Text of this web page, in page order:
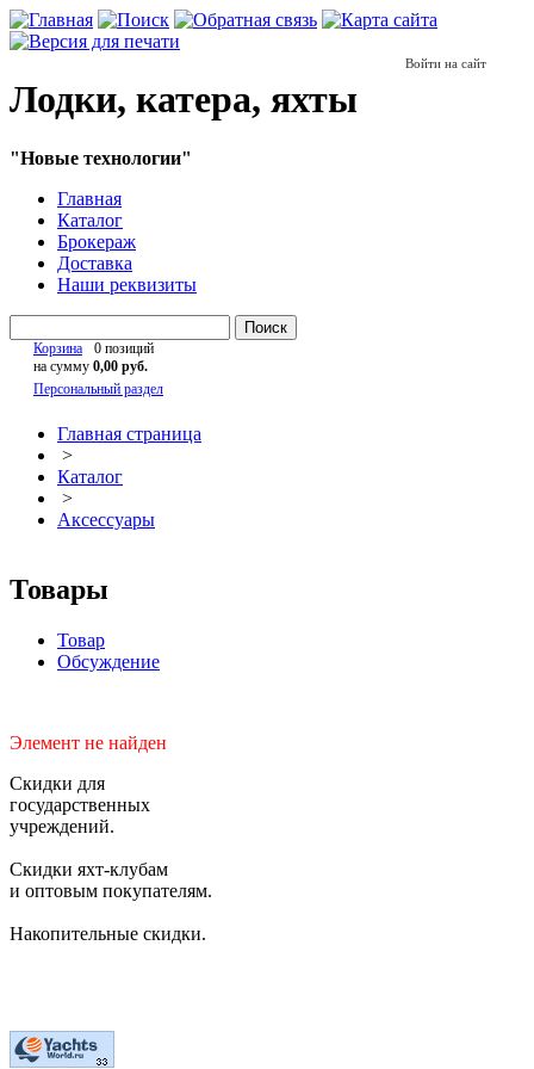
Войти на сайт
Лодки, катера, яхты
"Новые технологии"
Главная
Каталог
Брокераж
Доставка
Наши реквизиты
Поиск
Корзина
0 позиций
на сумму 0,00 руб.
Персональный раздел
Главная страница
>
Каталог
>
Аксессуары
Товары
Товар
Обсуждение
Элемент не найден
Скидки для
государственных
учреждений.
Скидки яхт-клубам
и оптовым покупателям.
Накопительные скидки.